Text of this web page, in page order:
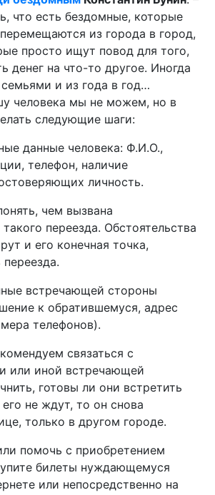
что есть бездомные, которые
из города в город,
просто ищут повод для того,
денег на что-то другое. Иногда
и из года в год…
человека мы не можем, но в
следующие шаги:
данные человека: Ф.И.О.,
телефон, наличие
личность.
чем вызвана
переезда. Обстоятельства
и его конечная точка,
встречающей стороны
к обратившемуся, адрес
телефонов).
связаться с
или иной встречающей
готовы ли они встретить
не ждут, то он снова
только в другом городе.
помочь с приобретением
билеты нуждающемуся
или непосредственно на